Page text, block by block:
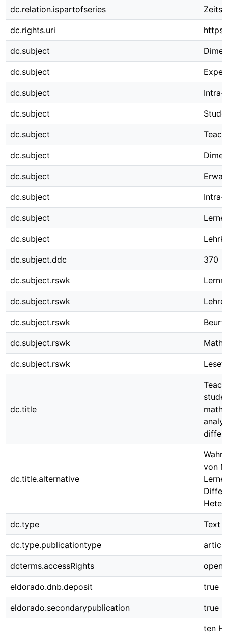
dc.relation.ispartofseries
dc.rights.uri
dc.subject
dc.subject
dc.subject Intra-
dc.subject
dc.subject
dc.subject
dc.subject
dc.subject Intra-
dc.subject
dc.subject
dc.subject.ddc 370
dc.subject.rswk
dc.subject.rswk Lehrer
dc.subject.rswk
dc.subject.rswk
dc.subject.rswk
dc.title
math
dc.title.alternative
von
dc.type Text
dc.type.publicationtype article
dcterms.accessRights open
eldorado.dnb.deposit true
eldorado.secondarypublication true
ten